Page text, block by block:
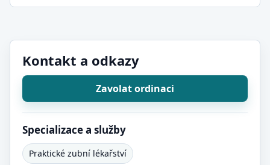
Kontakt a odkazy
Zavolat ordinaci
Specializace a služby
Praktické zubní lékařství